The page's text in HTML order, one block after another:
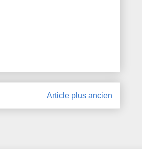
Article plus ancien